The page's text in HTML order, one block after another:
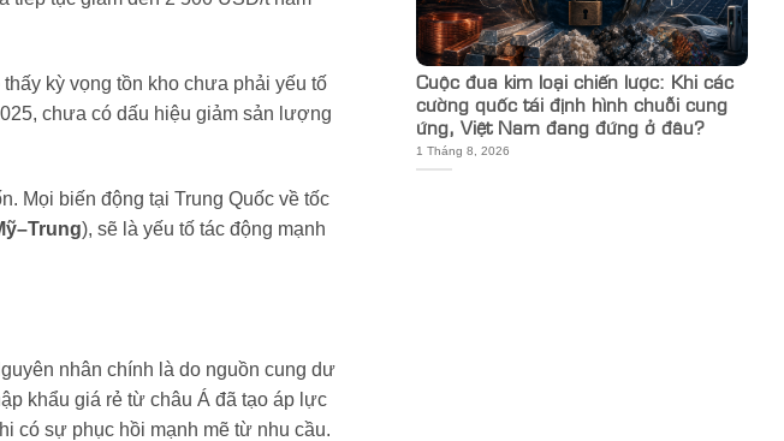
thấy kỳ vọng tồn kho chưa phải yếu tố
chưa có dấu hiệu giảm sản lượng
Mọi biến động tại Trung Quốc về tốc
), sẽ là yếu tố tác động mạnh
nhân chính là do nguồn cung dư
khẩu giá rẻ từ châu Á đã tạo áp lực
có sự phục hồi mạnh mẽ từ nhu cầu.
Cuộc đua kim loại chiến lược: Khi các
cường quốc tái định hình chuỗi cung
ứng, Việt Nam đang đứng ở đâu?
1 Tháng 8, 2026